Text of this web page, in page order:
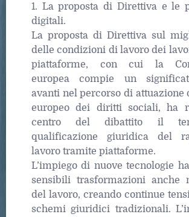
1. La proposta di Direttiva e le
digitali.
La proposta di Direttiva sul
delle condizioni di lavoro dei
piattaforme, con cui la
europea compie un
avanti nel percorso di attuazione
europeo dei diritti sociali, ha
centro del dibattito il
qualificazione giuridica del
lavoro tramite piattaforme.
L’impiego di nuove tecnologie
sensibili trasformazioni anche
del lavoro, creando continue
schemi giuridici tradizionali.